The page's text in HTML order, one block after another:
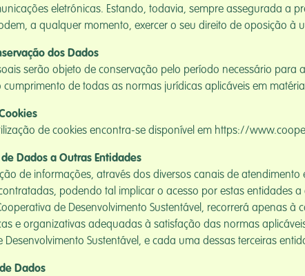
eletrónicas. Estando, todavia, sempre assegurada a
a qualquer momento, exercer o seu direito de oposição à
dos Dados
serão objeto de conservação pelo período necessário
cumprimento de todas as normas jurídicas aplicáveis em
de cookies encontra-se disponível em https://
Dados a Outras Entidades
de informações, através dos diversos canais de
podendo tal implicar o acesso por estas entidades
de Desenvolvimento Sustentável, recorrerá apenas
e organizativas adequadas à satisfação das normas
Desenvolvimento Sustentável, e cada uma dessas terceiras
Dados